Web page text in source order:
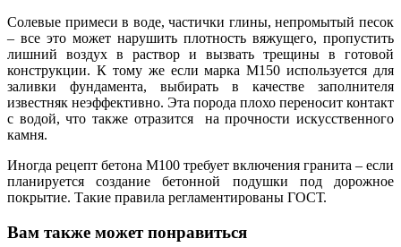
Солевые примеси в воде, частички глины, непромытый песок
– все это может нарушить плотность вяжущего, пропустить
лишний воздух в раствор и вызвать трещины в готовой
конструкции. К тому же если марка М150 используется для
заливки фундамента, выбирать в качестве заполнителя
известняк неэффективно. Эта порода плохо переносит контакт
с водой, что также отразится на прочности искусственного
камня.
Иногда рецепт бетона М100 требует включения гранита – если
планируется создание бетонной подушки под дорожное
покрытие. Такие правила регламентированы ГОСТ.
Вам также может понравиться